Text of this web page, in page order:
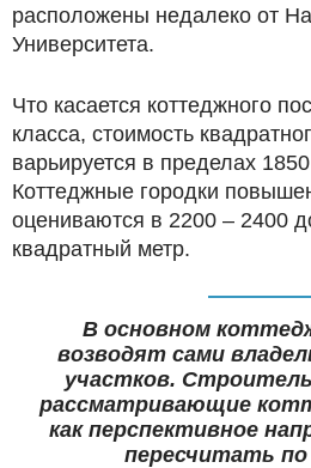
расположены недалеко от
Университета.
Что касается коттеджного
класса, стоимость
варьируется в пределах
Коттеджные городки
оцениваются в 2200 – 2400
квадратный метр.
В основном
возводят сами
участков.
рассматривающие
как перспективное
пересчитать по